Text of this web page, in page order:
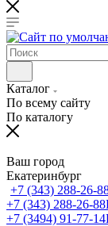
Каталог
По всему сайту
По каталогу
Ваш город
Екатеринбург
+7 (343) 288-26-
+7 (343) 288-26-88
+7 (3494) 91-77-14